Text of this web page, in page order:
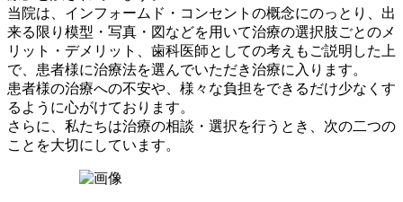
当院は、インフォームド・コンセントの概念にのっとり、出
来る限り模型・写真・図などを用いて治療の選択肢ごとのメ
リット・デメリット、歯科医師としての考えもご説明した上
で、患者様に治療法を選んでいただき治療に入ります。
患者様の治療への不安や、様々な負担をできるだけ少なくす
るように心がけております。
さらに、私たちは治療の相談・選択を行うとき、次の二つの
ことを大切にしています。